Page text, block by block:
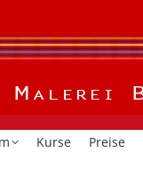
Kurse Preise